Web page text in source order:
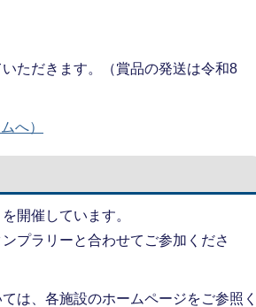
ただきます。（賞品の発送は令和8
へ）
開催しています。
プラリーと合わせてご参加くださ
は、各施設のホームページをご参照く